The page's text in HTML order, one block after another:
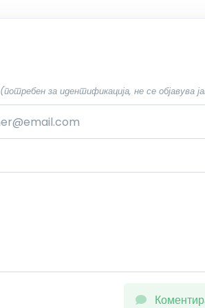
(потребен за идентификација, не се објавува